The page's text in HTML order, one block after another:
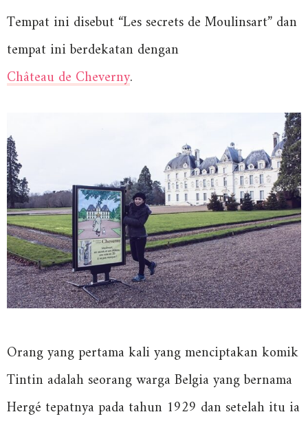
Tempat ini disebut “Les secrets de Moulinsart” dan
tempat ini berdekatan dengan
Château de Cheverny.
Orang yang pertama kali yang menciptakan komik
Tintin adalah seorang warga Belgia yang bernama
Hergé tepatnya pada tahun 1929 dan setelah itu ia